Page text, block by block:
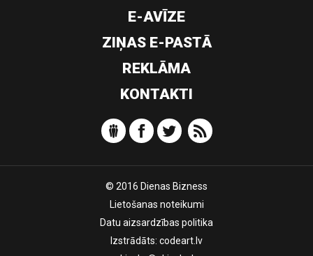
E-AVĪZE
ZIŅAS E-PASTĀ
REKLĀMA
KONTAKTI
© 2016 Dienas Bizness
Lietošanas noteikumi
Datu aizsardzības politika
Izstrādāts: codeart.lv